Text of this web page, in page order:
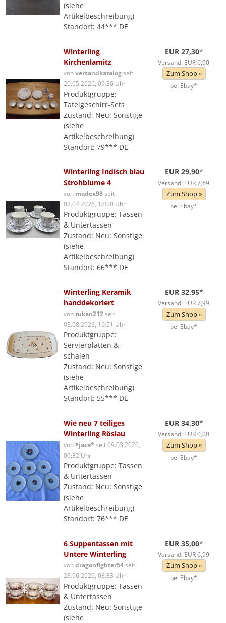
(siehe
Artikelbeschreibung)
Standort: 44*** DE
Winterling
Kirchenlamitz
vonversandkatalogseit
20.05.2026, 09:36 Uhr
Produktgruppe:
Tafelgeschirr-Sets
Zustand: Neu: Sonstige
(siehe
Artikelbeschreibung)
Standort: 79*** DE
EUR 27,30*
Versand: EUR 6,90
Zum Shop »
bei Ebay*
Winterling Indisch blau
Strohblume 4
von madex98seit
02.04.2026, 17:00 Uhr
Produktgruppe: Tassen
& Untertassen
Zustand: Neu: Sonstige
(siehe
Artikelbeschreibung)
Standort: 66*** DE
EUR 29,90*
Versand: EUR 7,69
Zum Shop »
bei Ebay*
Winterling Keramik
handdekoriert
vontukan212seit
03.08.2026, 16:51 Uhr
Produktgruppe:
Servierplatten & -
schalen
Zustand: Neu: Sonstige
(siehe
Artikelbeschreibung)
Standort: 55*** DE
EUR 32,95*
Versand: EUR 7,99
Zum Shop »
bei Ebay*
Wie neu 7 teiliges
Winterling Röslau
von*jace* seit 09.03.2026,
00:32 Uhr
Produktgruppe: Tassen
& Untertassen
Zustand: Neu: Sonstige
(siehe
Artikelbeschreibung)
Standort: 76*** DE
EUR 34,30*
Versand: EUR 0,00
Zum Shop »
bei Ebay*
6 Suppentassen mit
Untere Winterling
vondragonfighter54seit
28.06.2026, 08:33 Uhr
Produktgruppe: Tassen
& Untertassen
Zustand: Neu: Sonstige
(siehe
EUR 35,00*
Versand: EUR 6,99
Zum Shop »
bei Ebay*